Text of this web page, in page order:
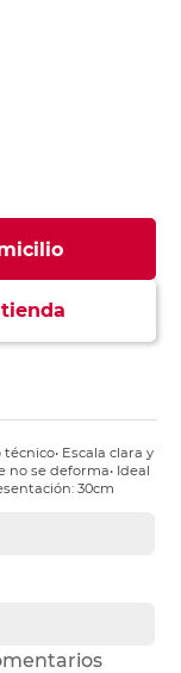
Escala clara y
no se deforma• Ideal
30cm